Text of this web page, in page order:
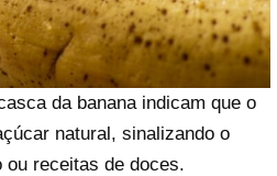
da banana indicam que o
natural, sinalizando o
ou receitas de doces.